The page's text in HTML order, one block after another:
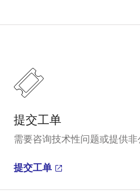
提交工单
需要咨询技术性问题或提供非
提交工单